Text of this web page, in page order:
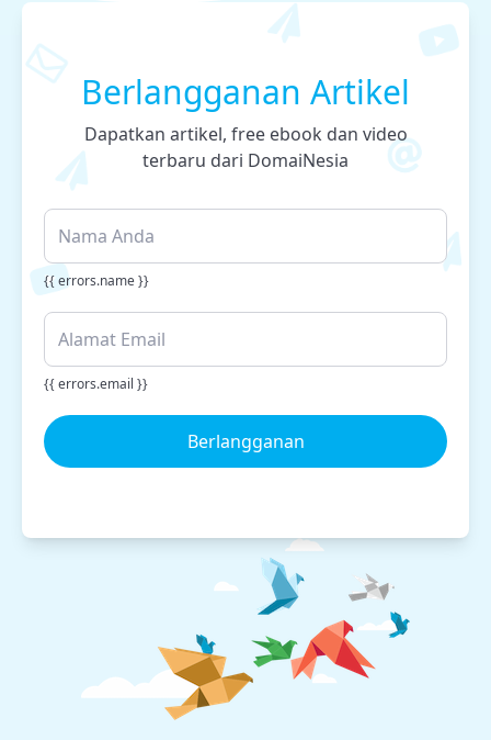
Berlangganan Artikel
Dapatkan artikel, free ebook dan video
terbaru dari DomaiNesia
{{ errors.name }}
{{ errors.email }}
Berlangganan